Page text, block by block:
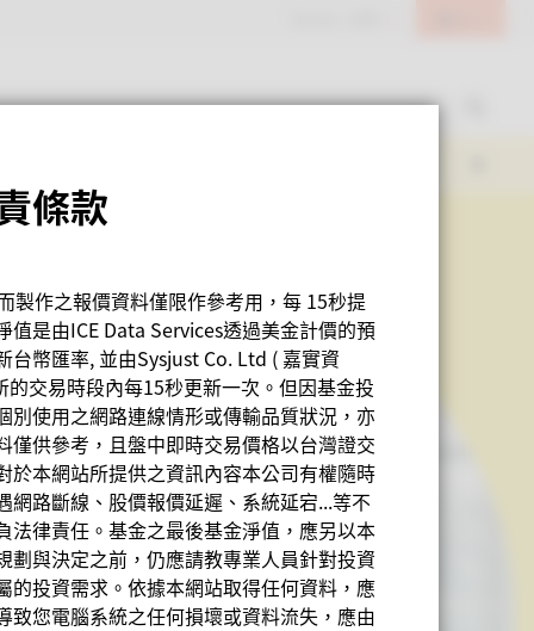
條款
製作之報價資料僅限作參考用，每 15秒提
是由ICE Data Services透過美金計價的預
台幣匯率, 並由Sysjust Co. Ltd ( 嘉實資
交易時段內每15秒更新一次。但因基金投
使用之網路連線情形或傳輸品質狀況，亦
供參考，且盤中即時交易價格以台灣證交
本網站所提供之資訊內容本公司有權隨時
路斷線、股價報價延遲、系統延宕...等不
律責任。基金之最後基金淨值，應另以本
與決定之前，仍應請教專業人員針對投資
投資需求。依據本網站取得任何資料，應
您電腦系統之任何損壞或資料流失，應由